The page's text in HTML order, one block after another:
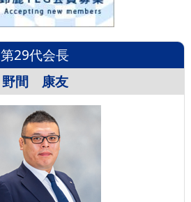
第29代会長
野間 康友